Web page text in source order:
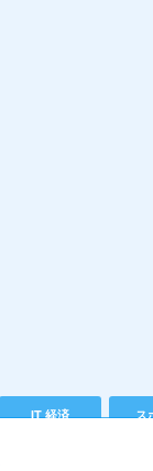
IT 経済 ス